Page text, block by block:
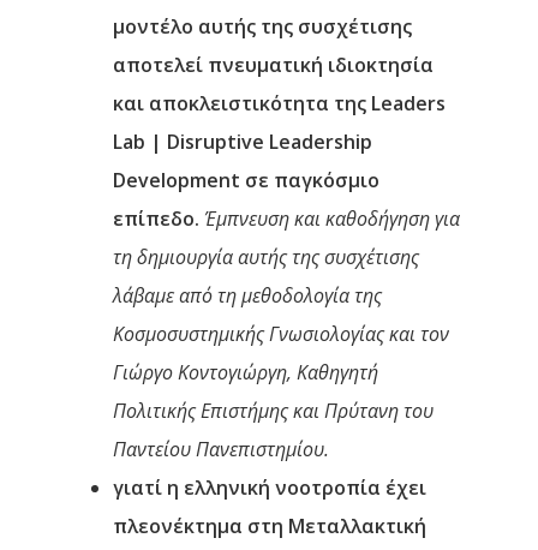
μοντέλο αυτής της συσχέτισης
αποτελεί πνευματική ιδιοκτησία
και αποκλειστικότητα της Leaders
Lab | Disruptive Leadership
Development σε παγκόσμιο
επίπεδο. Έμπνευση και καθοδήγηση για
τη δημιουργία αυτής της συσχέτισης
λάβαμε από τη μεθοδολογία της
Κοσμοσυστημικής Γνωσιολογίας και τον
Γιώργο Κοντογιώργη, Καθηγητή
Πολιτικής Επιστήμης και Πρύτανη του
Παντείου Πανεπιστημίου.
γιατί η ελληνική νοοτροπία έχει
πλεονέκτημα στη Μεταλλακτική